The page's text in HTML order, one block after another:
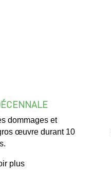
dommages et
œuvre durant 10
plus